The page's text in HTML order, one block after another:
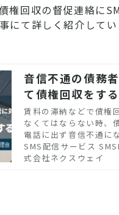
権回収の督促連絡に
にて詳しく紹介してい
音信不通の債務
て債権回収をす
は？SMSが有用
賃料の滞納などで債権
なくてはならない時、
電話に出ず音信不通に
まう場合があります。
な時にはSMSなどの連
SMS配信サービス
式会社ネクスウェイ